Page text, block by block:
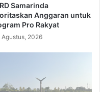
Samarinda
Anggaran untuk
Pro Rakyat
Agustus, 2026